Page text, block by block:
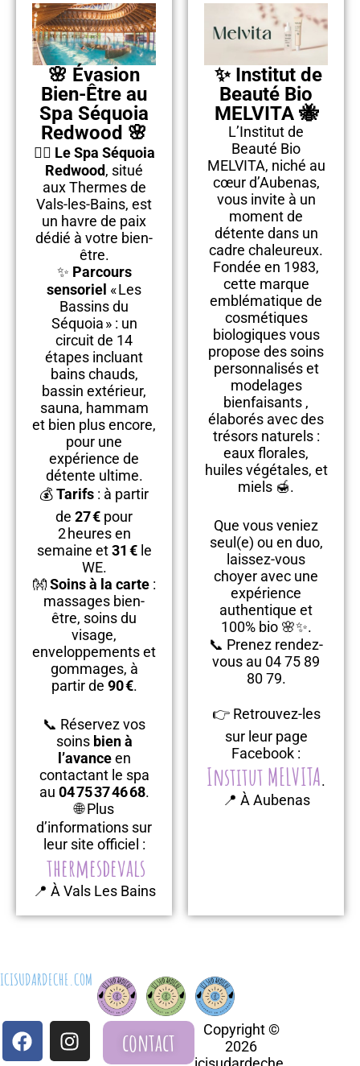
🌸 Évasion
Bien-Être au
Spa Séquoia
Redwood 🌸
💆‍♀️ Le Spa Séquoia
Redwood, situé
aux Thermes de
Vals-les-Bains, est
un havre de paix
dédié à votre bien-
être.
✨ Parcours
sensoriel « Les
Bassins du
Séquoia » : un
circuit de 14
étapes incluant
bains chauds,
bassin extérieur,
sauna, hammam
et bien plus encore,
pour une
expérience de
détente ultime.
💰Tarifs : à partir
de 27 € pour
2 heures en
semaine et31 €le
WE.
👐Soins à la carte :
massages bien-
être, soins du
visage,
enveloppements et
gommages, à
partir de 90 €.
📞 Réservez vos
soins bien à
l’avanceen
contactant le spa
au 04 75 37 46 68.
🌐 Plus
d’informations sur
leur site officiel :
thermesdevals
📍 À Vals Les Bains
✨ Institut de
Beauté Bio
MELVITA 🐝
L’Institut de
Beauté Bio
MELVITA, niché au
cœur d’Aubenas,
vous invite à un
moment de
détente dans un
cadre chaleureux.
Fondée en 1983,
cette marque
emblématique de
cosmétiques
biologiques vous
propose des soins
personnalisés et
modelages
bienfaisants ,
élaborés avec des
trésors naturels :
eaux florales,
huiles végétales, et
miels 🍯.
Que vous veniez
seul(e) ou en duo,
laissez-vous
choyer avec une
expérience
authentique et
100% bio 🌸✨.
📞 Prenez rendez-
vous au 04 75 89
80 79.
👉 Retrouvez-les
sur leur page
Facebook :
Institut MELVITA.
📍 À Aubenas
ICISUDARDECHE.COM
contact
Copyright ©
2026